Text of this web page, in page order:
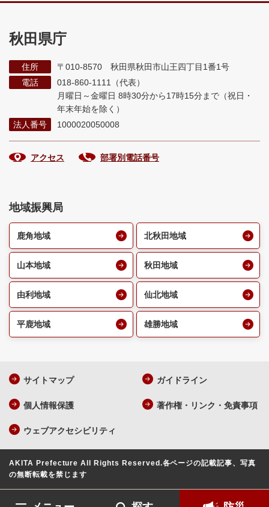
秋田県庁
住所
〒010-8570 秋田県秋田市山王四丁目1番1号
電話
018-860-1111（代表）
月曜日～金曜日 8時30分から17時15分まで （祝日・
年末年始を除く）
法人番号
1000020050008
アクセス 部署別電話番号
地域振興局
鹿角地域 北秋田地域
山本地域 秋田地域
由利地域 仙北地域
平鹿地域 雄勝地域
サイトマップ ガイドライン
個人情報保護 著作権・リンク・免責事項
ウェブアクセシビリティ
AKITA Prefecture All Rights Reserved.各ページの記載記事、写真
の無断転載を禁じます